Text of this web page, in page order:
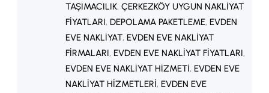
TAŞIMACILIK, ÇERKEZKÖY UYGUN NAKLIYAT
FIYATLARI, DEPOLAMA PAKETLEME, EVDEN
EVE NAKLIYAT, EVDEN EVE NAKLIYAT
FIRMALARI, EVDEN EVE NAKLIYAT FIYATLARI
EVDEN EVE NAKLIYAT HIZMETI, EVDEN EVE
NAKLIYAT HIZMETLERI, EVDEN EVE